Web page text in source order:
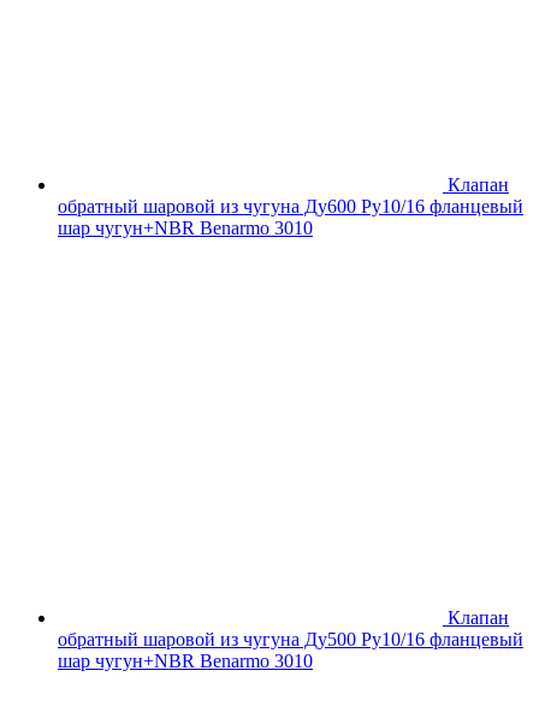
Клапан
обратный шаровой из чугуна Ду600 Ру10/16 фланцевый
шар чугун+NBR Benarmo 3010
Клапан
обратный шаровой из чугуна Ду500 Ру10/16 фланцевый
шар чугун+NBR Benarmo 3010